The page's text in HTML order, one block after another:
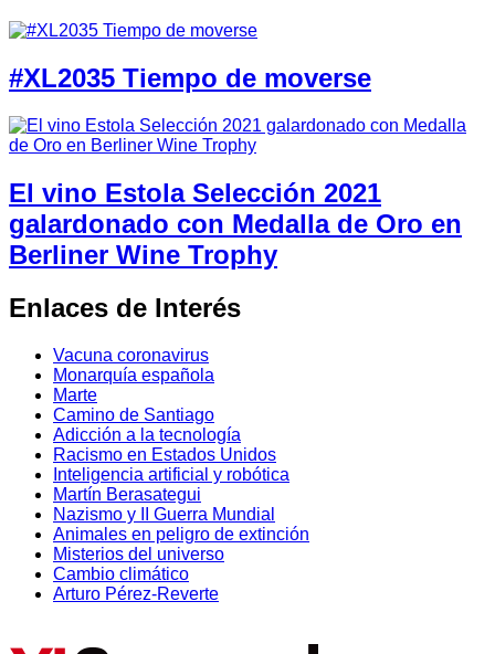
#XL2035 Tiempo de moverse
El vino Estola Selección 2021
galardonado con Medalla de Oro en
Berliner Wine Trophy
Enlaces de Interés
Vacuna coronavirus
Monarquía española
Marte
Camino de Santiago
Adicción a la tecnología
Racismo en Estados Unidos
Inteligencia artificial y robótica
Martín Berasategui
Nazismo y II Guerra Mundial
Animales en peligro de extinción
Misterios del universo
Cambio climático
Arturo Pérez-Reverte